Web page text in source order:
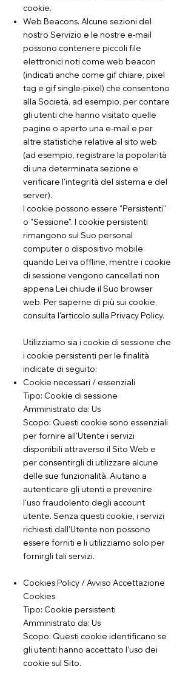
cookie.
Web Beacons. Alcune sezioni del
nostro Servizio e le nostre e-mail
possono contenere piccoli file
elettronici noti come web beacon
(indicati anche come gif chiare, pixel
tag e gif single-pixel) che consentono
alla Società, ad esempio, per contare
gli utenti che hanno visitato quelle
pagine o aperto una e-mail e per
altre statistiche relative al sito web
(ad esempio, registrare la popolarità
di una determinata sezione e
verificare l'integrità del sistema e del
server).
I cookie possono essere "Persistenti"
o "Sessione". I cookie persistenti
rimangono sul Suo personal
computer o dispositivo mobile
quando Lei va offline, mentre i cookie
di sessione vengono cancellati non
appena Lei chiude il Suo browser
web. Per saperne di più sui cookie,
consulta l'articolo sulla Privacy Policy.
Utilizziamo sia i cookie di sessione che
i cookie persistenti per le finalità
indicate di seguito:
Cookie necessari / essenziali
Tipo: Cookie di sessione
Amministrato da: Us
Scopo: Questi cookie sono essenziali
per fornire all'Utente i servizi
disponibili attraverso il Sito Web e
per consentirgli di utilizzare alcune
delle sue funzionalità. Aiutano a
autenticare gli utenti e prevenire
l'uso fraudolento degli account
utente. Senza questi cookie, i servizi
richiesti dall'Utente non possono
essere forniti e li utilizziamo solo per
fornirgli tali servizi.
Cookies Policy / Avviso Accettazione
Cookies
Tipo: Cookie persistenti
Amministrato da: Us
Scopo: Questi cookie identificano se
gli utenti hanno accettato l'uso dei
cookie sul Sito.